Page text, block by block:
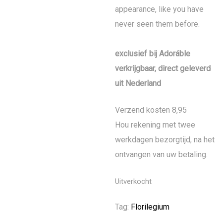
appearance, like you have
never seen them before.
exclusief bij Adoráble
verkrijgbaar, direct geleverd
uit Nederland
Verzend kosten 8,95
Hou rekening met twee
werkdagen bezorgtijd, na het
ontvangen van uw betaling.
Uitverkocht
Tag: Florilegium